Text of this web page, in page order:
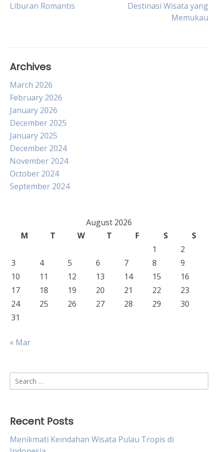
navigation
Liburan Romantis
Destinasi Wisata yang
Memukau
Archives
March 2026
February 2026
January 2026
December 2025
January 2025
December 2024
November 2024
October 2024
September 2024
August 2026
M
T W T F S
S
1
2
3
4 5 6 7 8
9
10
11 12 13 14 15
16
17
18 19 20 21 22
23
24
25 26 27 28 29
30
31
« Mar
Search
for:
Recent Posts
Menikmati Keindahan Wisata Pulau Tropis di